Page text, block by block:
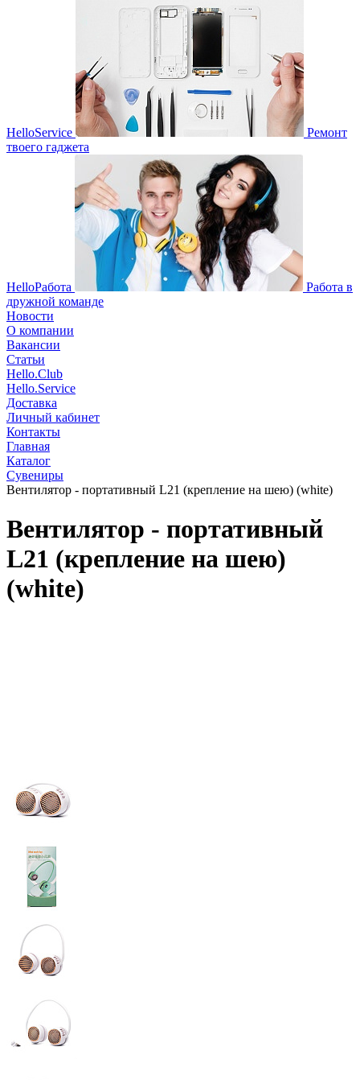
HelloService
Ремонт
твоего гаджета
HelloРабота
Работа в
дружной команде
Новости
О компании
Вакансии
Статьи
Hello.Club
Hello.Service
Доставка
Личный кабинет
Контакты
Главная
Каталог
Сувениры
Вентилятор - портативный L21 (крепление на шею) (white)
Вентилятор - портативный
L21 (крепление на шею)
(white)